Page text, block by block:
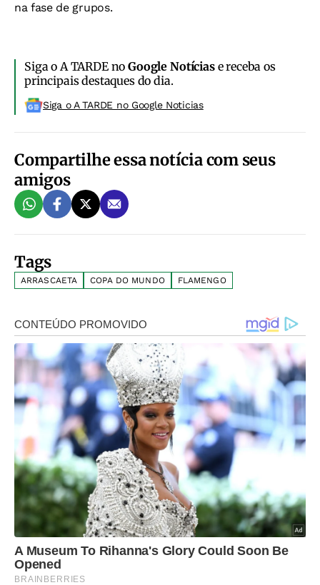
na fase de grupos.
Siga o A TARDE noGoogle Notíciase receba os
principais destaques do dia.
Siga o A TARDE no Google Noticias
Compartilhe essa notícia com seus
amigos
Tags
ARRASCAETA COPA DO MUNDO FLAMENGO